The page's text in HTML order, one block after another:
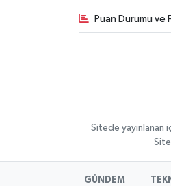
Puan Durumu ve
Sitede yayınlanan
GÜNDEM